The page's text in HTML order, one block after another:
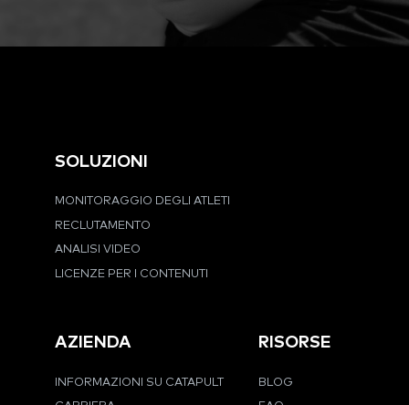
SOLUZIONI
MONITORAGGIO DEGLI ATLETI
RECLUTAMENTO
ANALISI VIDEO
LICENZE PER I CONTENUTI
AZIENDA
INFORMAZIONI SU CATAPULT
RISORSE
BLOG